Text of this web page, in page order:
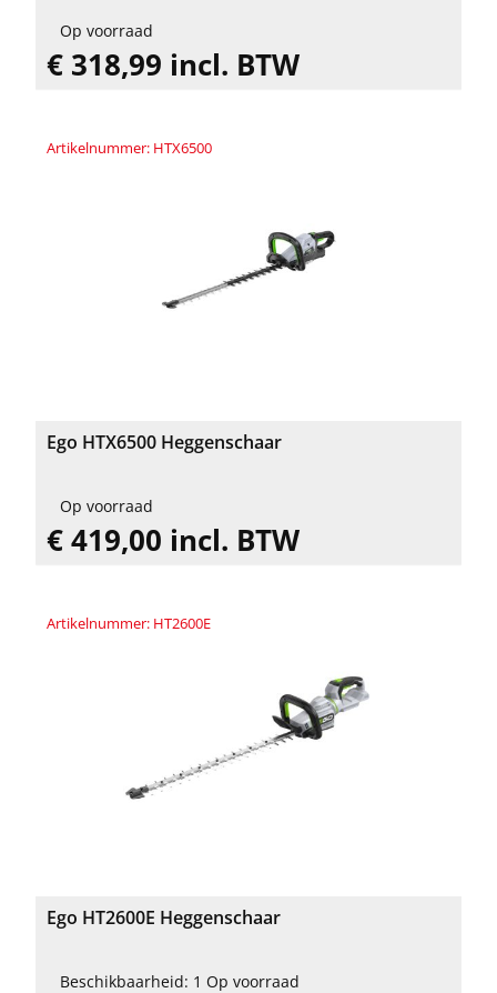
Op voorraad
€ 318,99 incl. BTW
Artikelnummer: HTX6500
Ego HTX6500 Heggenschaar
Op voorraad
€ 419,00 incl. BTW
Artikelnummer: HT2600E
Ego HT2600E Heggenschaar
Beschikbaarheid: 1 Op voorraad